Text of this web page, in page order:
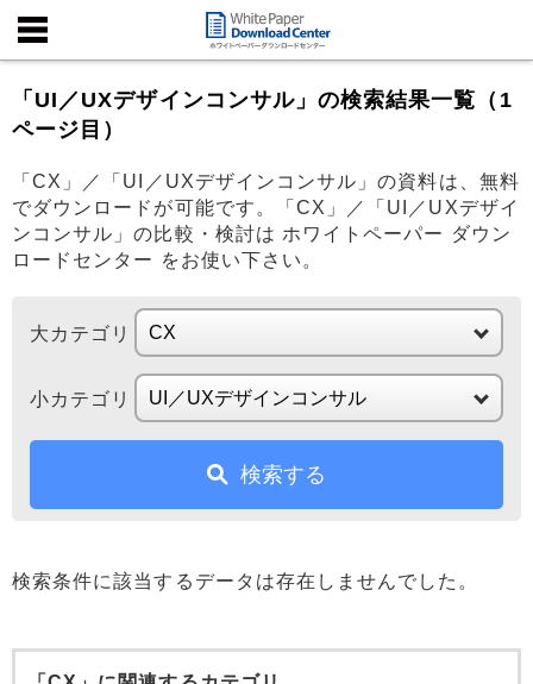
「UI／UXデザインコンサル」の検索結果一覧（1
ページ目）
「CX」／「UI／UXデザインコンサル」の資料は、無料
でダウンロードが可能です。「CX」／「UI／UXデザイ
ンコンサル」の比較・検討は ホワイトペーパー ダウン
ロードセンター をお使い下さい。
大カテゴリ
小カテゴリ
検索する
検索条件に該当するデータは存在しませんでした。